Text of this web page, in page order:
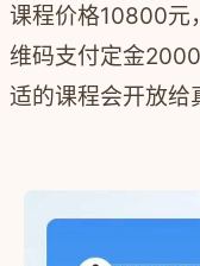
课程价格10800元
维码支付定金
适的课程会开放给